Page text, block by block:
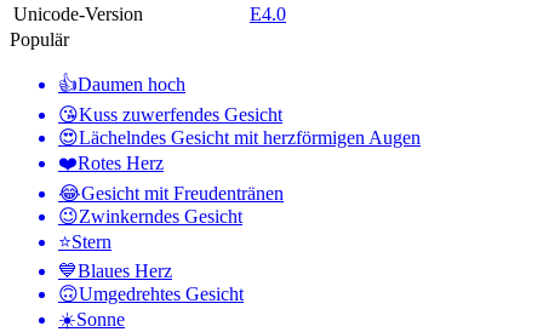
Unicode-Version
E4.0
Populär
👍Daumen hoch
😘Kuss zuwerfendes Gesicht
😍Lächelndes Gesicht mit herzförmigen Augen
❤️Rotes Herz
😂Gesicht mit Freudentränen
😉Zwinkerndes Gesicht
⭐Stern
💙Blaues Herz
🙃Umgedrehtes Gesicht
☀️Sonne